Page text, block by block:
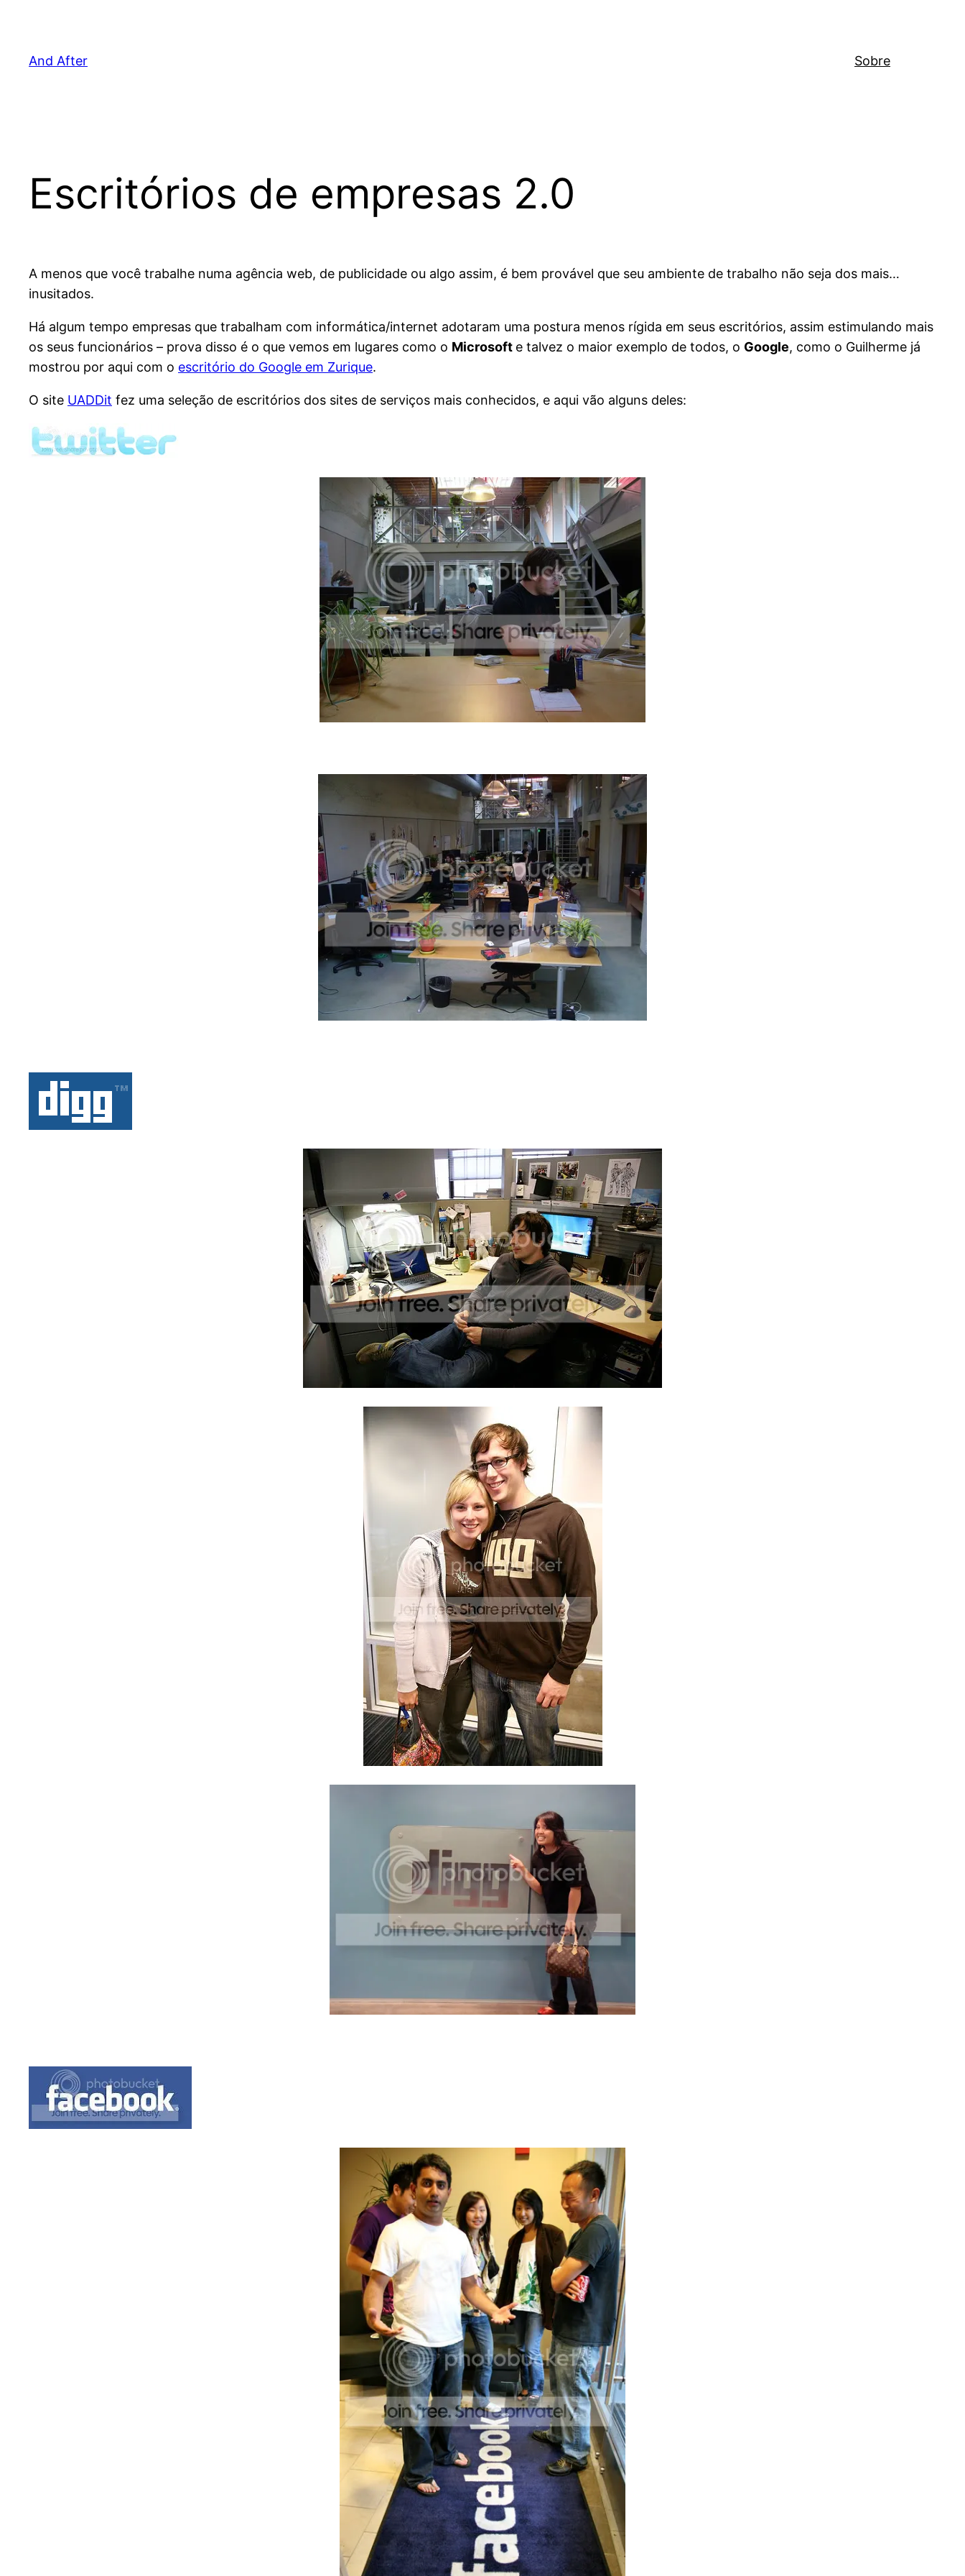
And After Sobre
Escritórios de empresas 2.0
A menos que você trabalhe numa agência web, de publicidade ou algo assim, é bem provável que seu ambiente de trabalho não seja dos mais…
inusitados.
Há algum tempo empresas que trabalham com informática/internet adotaram uma postura menos rígida em seus escritórios, assim estimulando mais
os seus funcionários – prova disso é o que vemos em lugares como o Microsoft e talvez o maior exemplo de todos, o Google, como o Guilherme já
mostrou por aqui com o escritório do Google em Zurique.
O site UADDit fez uma seleção de escritórios dos sites de serviços mais conhecidos, e aqui vão alguns deles: